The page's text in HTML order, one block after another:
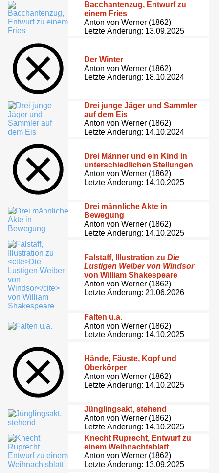
Bacchantenzug, Entwurf zu
einem Fries
Anton von Werner (1862)
Letzte Änderung: 13.09.2025
Der Winter
Anton von Werner (1862)
Letzte Änderung: 18.10.2024
Drei junge Jäger und Sammler
auf dem Eis
Anton von Werner (1862)
Letzte Änderung: 14.10.2024
Drei Männer und ein Kind in
unterschiedlichen Stellungen
Anton von Werner (1862)
Letzte Änderung: 14.10.2025
Drei männliche Akte in
Bewegung
Anton von Werner (1862)
Letzte Änderung: 14.10.2025
Falstaff, Illustration zu Die
Lustigen Weiber von Windsor
von William Shakespeare
Anton von Werner (1862)
Letzte Änderung: 21.06.2026
Falten u.a.
Anton von Werner (1862)
Letzte Änderung: 14.10.2025
Hände, Fäuste, Kopf und
Oberkörper
Anton von Werner (1862)
Letzte Änderung: 14.10.2025
Jünglingsakt, stehend
Anton von Werner (1862)
Letzte Änderung: 14.10.2025
Knecht Ruprecht, Entwurf zu
einem Weihnachtsblatt
Anton von Werner (1862)
Letzte Änderung: 13.09.2025